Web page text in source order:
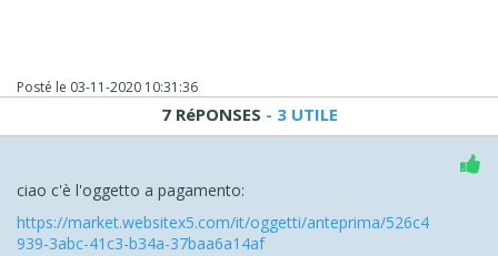
Posté le 03-11-2020 10:31:36
7 RéPONSES - 3 UTILE
ciao c'è l'oggetto a pagamento:
https://market.websitex5.com/it/oggetti/anteprima/526c4
939-3abc-41c3-b34a-37baa6a14af